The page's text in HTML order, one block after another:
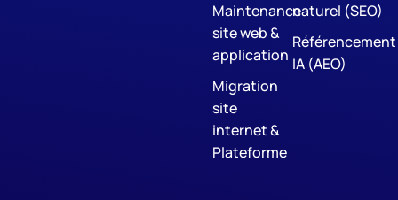
Maintenance
site web &
application
Migration
site
internet &
Plateforme
naturel (SEO)
Référencement
IA (AEO)